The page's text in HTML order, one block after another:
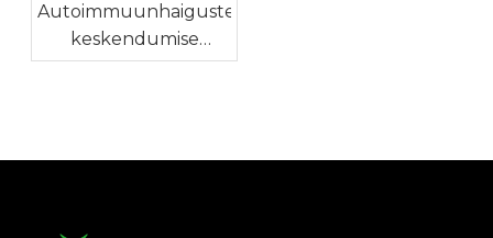
Autoimmuunhaigustele
keskendumise
süvendamine,